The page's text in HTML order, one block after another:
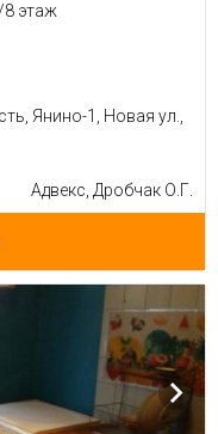
8 этаж
Янино-1, Новая ул.,
Адвекс, Дробчак О.Г.